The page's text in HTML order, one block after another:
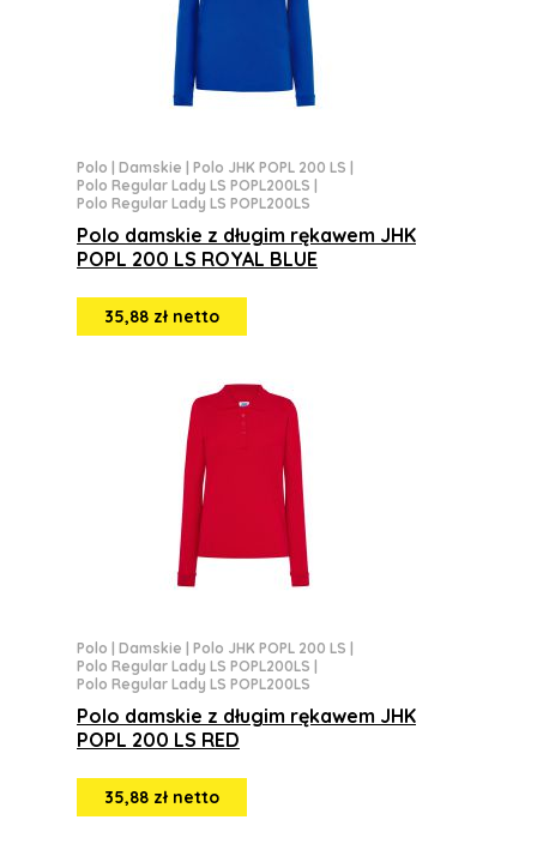
Polo Damskie Polo JHK POPL 200 LS
Polo Regular Lady LS POPL200LS
Polo Regular Lady LS POPL200LS
Polo damskie z długim rękawem JHK
POPL 200 LS ROYAL BLUE
35,88 zł netto
Polo Damskie Polo JHK POPL 200 LS
Polo Regular Lady LS POPL200LS
Polo Regular Lady LS POPL200LS
Polo damskie z długim rękawem JHK
POPL 200 LS RED
35,88 zł netto